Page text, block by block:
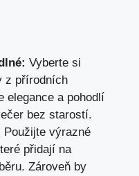
Vyberte si
z přírodních
elegance a pohodlí
bez starostí.
Použijte výrazné
přidají na
Zároveň by